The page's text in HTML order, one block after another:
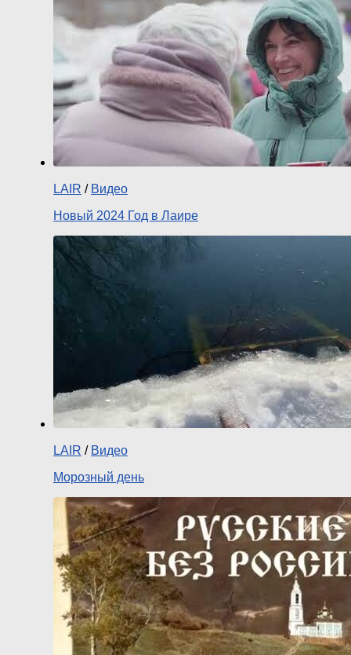
LAIR / Видео
Новый 2024 Год в Лаире
LAIR / Видео
Морозный день